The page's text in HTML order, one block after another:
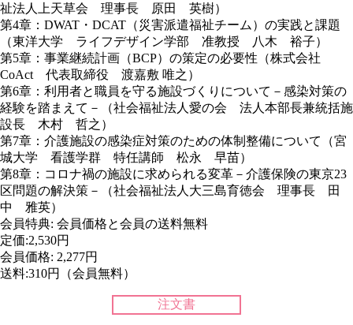
祉法人上天草会 理事長 原田 英樹）
第4章：DWAT・DCAT（災害派遣福祉チーム）の実践と課題
（東洋大学 ライフデザイン学部 准教授 八木 裕子）
第5章：事業継続計画（BCP）の策定の必要性（株式会社
CoAct 代表取締役 渡嘉敷 唯之）
第6章：利用者と職員を守る施設づくりについて－感染対策の
経験を踏まえて－（社会福祉法人愛の会 法人本部長兼統括施
設長 木村 哲之）
第7章：介護施設の感染症対策のための体制整備について（宮
城大学 看護学群 特任講師 松永 早苗）
第8章：コロナ禍の施設に求められる変革－介護保険の東京23
区問題の解決策－（社会福祉法人大三島育徳会 理事長 田
中 雅英）
会員特典: 会員価格と会員の送料無料
定価:2,530円
会員価格: 2,277円
送料:310円（会員無料）
注文書